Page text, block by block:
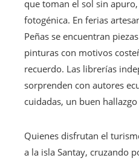
que toman el sol sin
fotogénica. En ferias
Peñas se encuentran
pinturas con motivos
recuerdo. Las librerías
sorprenden con autores
cuidadas, un buen
Quienes disfrutan el
a la isla Santay, cruzando